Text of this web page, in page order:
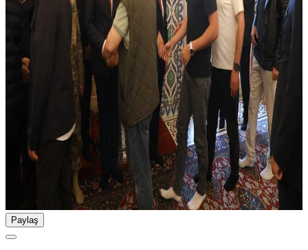
Paylaş